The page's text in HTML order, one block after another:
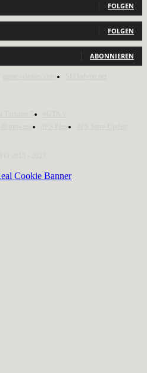
FOLGEN
FOLGEN
ABONNIEREN
Cookie Banner